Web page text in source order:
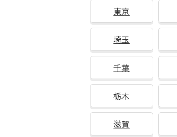
東京
埼玉
千葉
栃木
滋賀